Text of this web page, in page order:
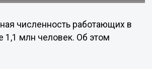
численность работающих в
1,1 млн человек. Об этом